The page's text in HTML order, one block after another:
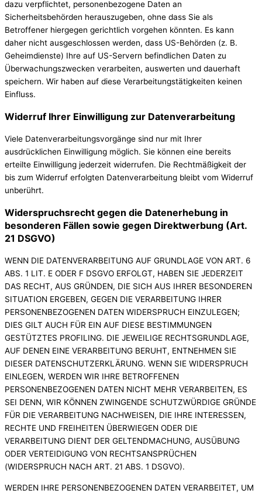
dazu verpflichtet, personenbezogene Daten an
Sicherheitsbehörden herauszugeben, ohne dass Sie als
Betroffener hiergegen gerichtlich vorgehen könnten. Es kann
daher nicht ausgeschlossen werden, dass US-Behörden (z. B.
Geheimdienste) Ihre auf US-Servern befindlichen Daten zu
Überwachungszwecken verarbeiten, auswerten und dauerhaft
speichern. Wir haben auf diese Verarbeitungstätigkeiten keinen
Einfluss.
Widerruf Ihrer Einwilligung zur Datenverarbeitung
Viele Datenverarbeitungsvorgänge sind nur mit Ihrer
ausdrücklichen Einwilligung möglich. Sie können eine bereits
erteilte Einwilligung jederzeit widerrufen. Die Rechtmäßigkeit der
bis zum Widerruf erfolgten Datenverarbeitung bleibt vom Widerruf
unberührt.
Widerspruchsrecht gegen die Datenerhebung in
besonderen Fällen sowie gegen Direktwerbung (Art.
21 DSGVO)
WENN DIE DATENVERARBEITUNG AUF GRUNDLAGE VON ART. 6
ABS. 1 LIT. E ODER F DSGVO ERFOLGT, HABEN SIE JEDERZEIT
DAS RECHT, AUS GRÜNDEN, DIE SICH AUS IHRER BESONDEREN
SITUATION ERGEBEN, GEGEN DIE VERARBEITUNG IHRER
PERSONENBEZOGENEN DATEN WIDERSPRUCH EINZULEGEN;
DIES GILT AUCH FÜR EIN AUF DIESE BESTIMMUNGEN
GESTÜTZTES PROFILING. DIE JEWEILIGE RECHTSGRUNDLAGE,
AUF DENEN EINE VERARBEITUNG BERUHT, ENTNEHMEN SIE
DIESER DATENSCHUTZERKLÄRUNG. WENN SIE WIDERSPRUCH
EINLEGEN, WERDEN WIR IHRE BETROFFENEN
PERSONENBEZOGENEN DATEN NICHT MEHR VERARBEITEN, ES
SEI DENN, WIR KÖNNEN ZWINGENDE SCHUTZWÜRDIGE GRÜNDE
FÜR DIE VERARBEITUNG NACHWEISEN, DIE IHRE INTERESSEN,
RECHTE UND FREIHEITEN ÜBERWIEGEN ODER DIE
VERARBEITUNG DIENT DER GELTENDMACHUNG, AUSÜBUNG
ODER VERTEIDIGUNG VON RECHTSANSPRÜCHEN
(WIDERSPRUCH NACH ART. 21 ABS. 1 DSGVO).
WERDEN IHRE PERSONENBEZOGENEN DATEN VERARBEITET, UM